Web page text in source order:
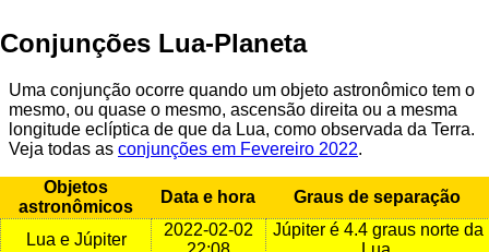
Conjunções Lua-Planeta
Uma conjunção ocorre quando um objeto astronômico tem o
mesmo, ou quase o mesmo, ascensão direita ou a mesma
longitude eclíptica de que da Lua, como observada da Terra.
Veja todas as conjunções em Fevereiro 2022.
Objetos
astronômicos
Data e hora Graus de separação
Lua e Júpiter
2022-02-02
Júpiter é 4.4 graus norte da